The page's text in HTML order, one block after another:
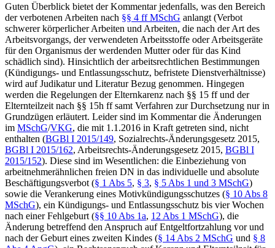
Guten Überblick bietet der Kommentar jedenfalls, was den Bereich
der verbotenen Arbeiten nach §§ 4 ff MSchG anlangt (Verbot
schwerer körperlicher Arbeiten und Arbeiten, die nach der Art des
Arbeitsvorgangs, der verwendeten Arbeitsstoffe oder Arbeitsgeräte
für den Organismus der werdenden Mutter oder für das Kind
schädlich sind). Hinsichtlich der arbeitsrechtlichen Bestimmungen
(Kündigungs- und Entlassungsschutz, befristete Dienstverhältnisse)
wird auf Judikatur und Literatur Bezug genommen. Hingegen
werden die Regelungen der Elternkarenz nach §§ 15 ff und der
Elternteilzeit nach §§ 15h ff samt Verfahren zur Durchsetzung nur in
Grundzügen erläutert. Leider sind im Kommentar die Änderungen
im MSchG/VKG, die mit 1.1.2016 in Kraft getreten sind, nicht
enthalten (BGBl I 2015/149, Sozialrechts-Änderungsgesetz 2015,
BGBl I 2015/162, Arbeitsrechts-Änderungsgesetz 2015, BGBl I
2015/152). Diese sind im Wesentlichen: die Einbeziehung von
arbeitnehmerähnlichen freien DN in das individuelle und absolute
Beschäftigungsverbot (§ 1 Abs 5, § 3, § 5 Abs 1 und 3 MSchG)
sowie die Verankerung eines Motivkündigungsschutzes (§ 10 Abs 8
MSchG), ein Kündigungs- und Entlassungsschutz bis vier Wochen
nach einer Fehlgeburt (§§ 10 Abs 1a, 12 Abs 1 MSchG), die
Änderung betreffend den Anspruch auf Entgeltfortzahlung vor und
nach der Geburt eines zweiten Kindes (§ 14 Abs 2 MSchG und § 8